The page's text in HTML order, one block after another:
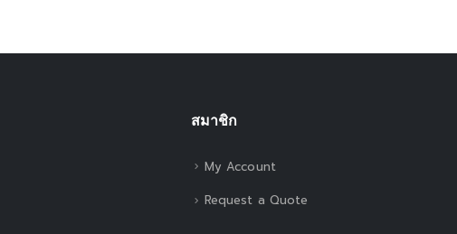
สมาชิก
My Account
Request a Quote